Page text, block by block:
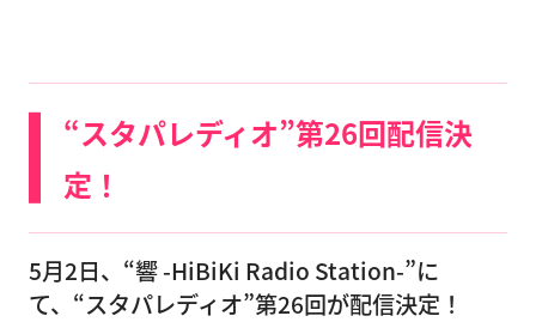
“スタパレディオ”第26回配信決
定！
5月2日、“響 -HiBiKi Radio Station-”に
て、“スタパレディオ”第26回が配信決定！